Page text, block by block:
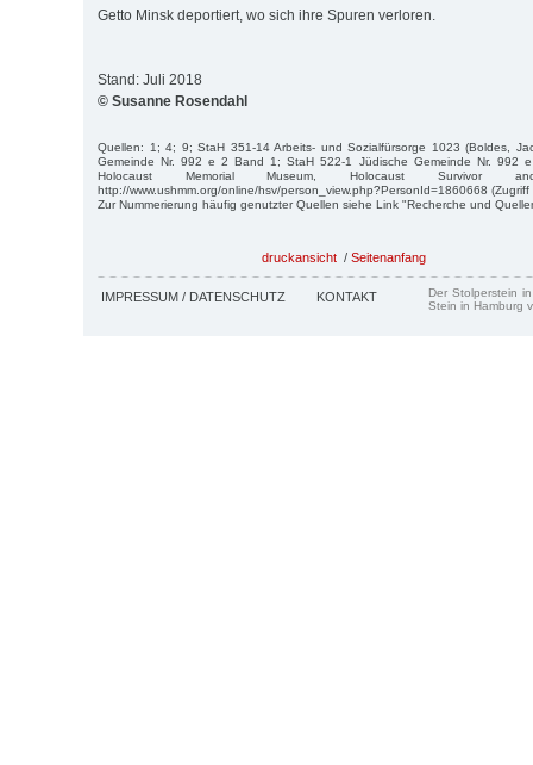
Getto Minsk deportiert, wo sich ihre Spuren verloren.
Stand: Juli 2018
© Susanne Rosendahl
Quellen: 1; 4; 9; StaH 351-14 Arbeits- und Sozialfürsorge 1023 (Boldes,
Gemeinde Nr. 992 e 2 Band 1; StaH 522-1 Jüdische Gemeinde Nr. 992
Holocaust Memorial Museum, Holocaust Survivor
http://www.ushmm.org/online/hsv/person_view.php?PersonId=1860668
Zur Nummerierung häufig genutzter Quellen siehe Link "Recherche und
druckansicht / Seitenanfang
IMPRESSUM / DATENSCHUTZ KONTAKT
Der Stolperstein
Stein in Hamburg